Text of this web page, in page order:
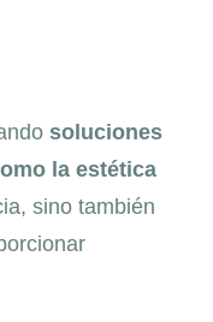
soluciones
la estética
sino también